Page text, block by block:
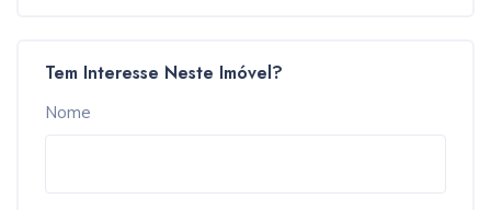
Tem Interesse Neste Imóvel?
Nome